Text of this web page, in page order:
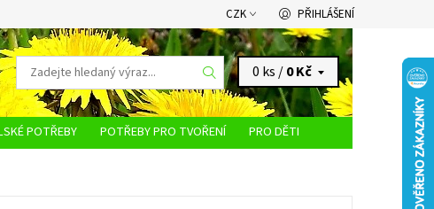
CZK PŘIHLÁŠENÍ
0 ks /0 Kč
POTŘEBY POTŘEBY PRO TVOŘENÍ
PRO DĚTI